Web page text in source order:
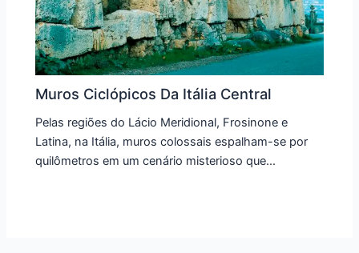
Muros Ciclópicos Da Itália Central
Pelas regiões do Lácio Meridional, Frosinone e
Latina, na Itália, muros colossais espalham-se por
quilômetros em um cenário misterioso que…